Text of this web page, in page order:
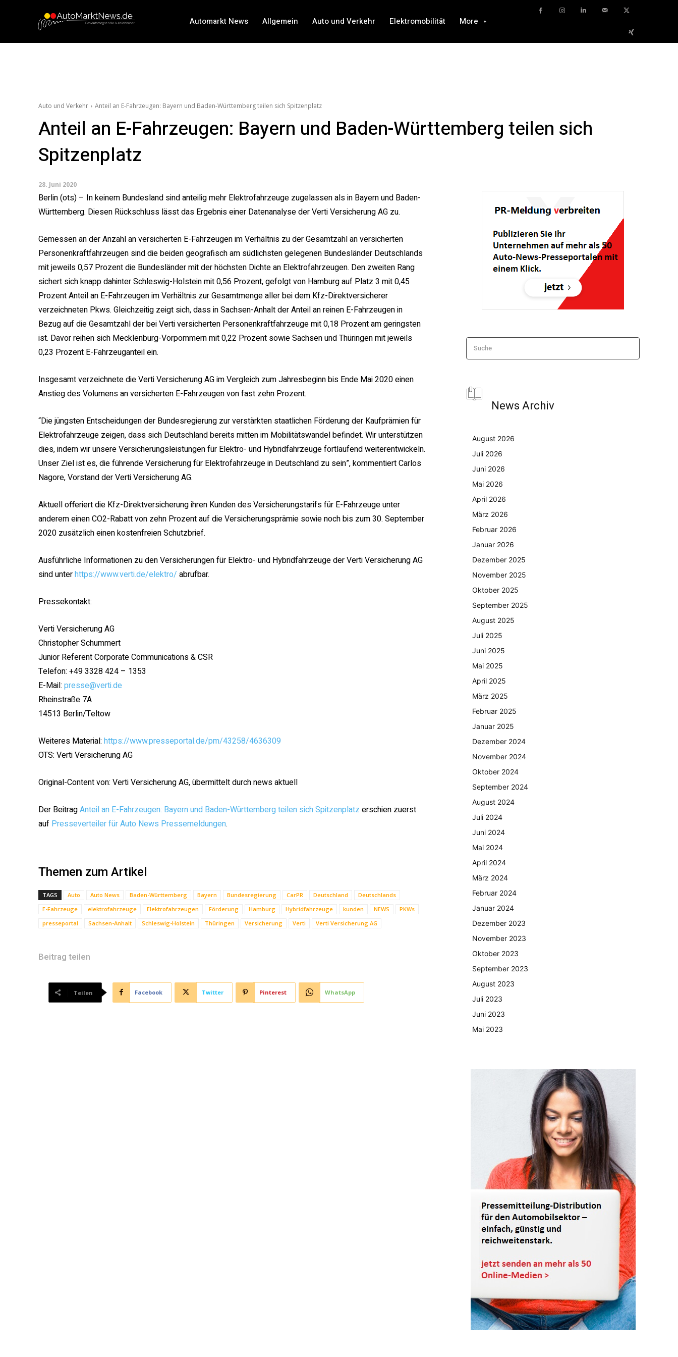
Automarkt News Allgemein Auto und Verkehr Elektromobilität More
Auto und Verkehr Anteil an E-Fahrzeugen: Bayern und Baden-Württemberg teilen sich Spitzenplatz
Anteil an E-Fahrzeugen: Bayern und Baden-Württemberg teilen sich
Spitzenplatz
28. Juni 2020
Berlin (ots) – In keinem Bundesland sind anteilig mehr Elektrofahrzeuge zugelassen als in Bayern und Baden-
Württemberg. Diesen Rückschluss lässt das Ergebnis einer Datenanalyse der Verti Versicherung AG zu.
Gemessen an der Anzahl an versicherten E-Fahrzeugen im Verhältnis zu der Gesamtzahl an versicherten
Personenkraftfahrzeugen sind die beiden geografisch am südlichsten gelegenen Bundesländer Deutschlands
mit jeweils 0,57 Prozent die Bundesländer mit der höchsten Dichte an Elektrofahrzeugen. Den zweiten Rang
sichert sich knapp dahinter Schleswig-Holstein mit 0,56 Prozent, gefolgt von Hamburg auf Platz 3 mit 0,45
Prozent Anteil an E-Fahrzeugen im Verhältnis zur Gesamtmenge aller bei dem Kfz-Direktversicherer
verzeichneten Pkws. Gleichzeitig zeigt sich, dass in Sachsen-Anhalt der Anteil an reinen E-Fahrzeugen in
Bezug auf die Gesamtzahl der bei Verti versicherten Personenkraftfahrzeuge mit 0,18 Prozent am geringsten
ist. Davor reihen sich Mecklenburg-Vorpommern mit 0,22 Prozent sowie Sachsen und Thüringen mit jeweils
0,23 Prozent E-Fahrzeuganteil ein.
Insgesamt verzeichnete die Verti Versicherung AG im Vergleich zum Jahresbeginn bis Ende Mai 2020 einen
Anstieg des Volumens an versicherten E-Fahrzeugen von fast zehn Prozent.
“Die jüngsten Entscheidungen der Bundesregierung zur verstärkten staatlichen Förderung der Kaufprämien für
Elektrofahrzeuge zeigen, dass sich Deutschland bereits mitten im Mobilitätswandel befindet. Wir unterstützen
dies, indem wir unsere Versicherungsleistungen für Elektro- und Hybridfahrzeuge fortlaufend weiterentwickeln.
Unser Ziel ist es, die führende Versicherung für Elektrofahrzeuge in Deutschland zu sein”, kommentiert Carlos
Nagore, Vorstand der Verti Versicherung AG.
Aktuell offeriert die Kfz-Direktversicherung ihren Kunden des Versicherungstarifs für E-Fahrzeuge unter
anderem einen CO2-Rabatt von zehn Prozent auf die Versicherungsprämie sowie noch bis zum 30. September
2020 zusätzlich einen kostenfreien Schutzbrief.
Ausführliche Informationen zu den Versicherungen für Elektro- und Hybridfahrzeuge der Verti Versicherung AG
sind unterhttps://www.verti.de/elektro/ abrufbar.
Pressekontakt:
Verti Versicherung AG
Christopher Schummert
Junior Referent Corporate Communications & CSR
Telefon: +49 3328 424 – 1353
E-Mail: presse@verti.de
Rheinstraße 7A
14513 Berlin/Teltow
Weiteres Material: https://www.presseportal.de/pm/43258/4636309
OTS: Verti Versicherung AG
Original-Content von: Verti Versicherung AG, übermittelt durch news aktuell
Der BeitragAnteil an E-Fahrzeugen: Bayern und Baden-Württemberg teilen sich Spitzenplatz erschien zuerst
auf Presseverteiler für Auto News Pressemeldungen.
Themen zum Artikel
TAGS Auto Auto News Baden-Württemberg Bayern Bundesregierung CarPR Deutschland
Deutschlands
E-Fahrzeuge
elektrofahrzeuge Elektrofahrzeugen Förderung Hamburg Hybridfahrzeuge kunden NEWS
PKWs
presseportal
Sachsen-Anhalt Schleswig-Holstein Thüringen Versicherung Verti Verti Versicherung AG
Beitrag teilen
Teilen Facebook Twitter Pinterest WhatsApp
Suche
News Archiv
August 2026
Juli 2026
Juni 2026
Mai 2026
April 2026
März 2026
Februar 2026
Januar 2026
Dezember 2025
November 2025
Oktober 2025
September 2025
August 2025
Juli 2025
Juni 2025
Mai 2025
April 2025
März 2025
Februar 2025
Januar 2025
Dezember 2024
November 2024
Oktober 2024
September 2024
August 2024
Juli 2024
Juni 2024
Mai 2024
April 2024
März 2024
Februar 2024
Januar 2024
Dezember 2023
November 2023
Oktober 2023
September 2023
August 2023
Juli 2023
Juni 2023
Mai 2023